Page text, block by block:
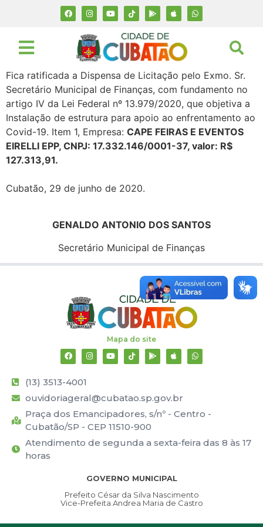
Fica ratificada a Dispensa de Licitação pelo Exmo. Sr.
Secretário Municipal de Finanças, com fundamento no
artigo IV da Lei Federal nº 13.979/2020, que objetiva a
Instalação de estrutura para apoio ao enfrentamento ao
Covid-19. Item 1, Empresa: CAPE FEIRAS E EVENTOS
EIRELLI EPP, CNPJ: 17.332.146/0001-37, valor: R$
127.313,91.
Cubatão, 29 de junho de 2020.
GENALDO ANTONIO DOS SANTOS
Secretário Municipal de Finanças
Mapa do site
(13) 3513-4001
ouvidoriageral@cubatao.sp.gov.br
Praça dos Emancipadores, s/nº - Centro -
Cubatão/SP - CEP 11510-900
Atendimento de segunda a sexta-feira das 8 às 17
horas
GOVERNO MUNICIPAL
Prefeito César da Silva Nascimento
Vice-Prefeita Andrea Maria de Castro